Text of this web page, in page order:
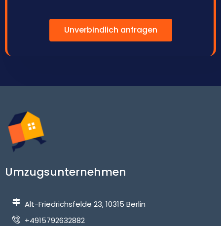
Unverbindlich anfragen
Umzugsunternehmen
Alt-Friedrichsfelde 23, 10315 Berlin
+4915792632882